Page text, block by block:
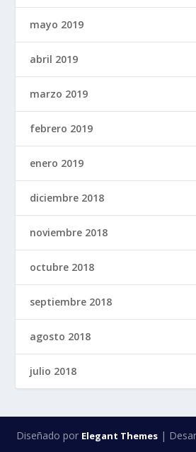
mayo 2019
abril 2019
marzo 2019
febrero 2019
enero 2019
diciembre 2018
noviembre 2018
octubre 2018
septiembre 2018
agosto 2018
julio 2018
Diseñado por Elegant Themes|